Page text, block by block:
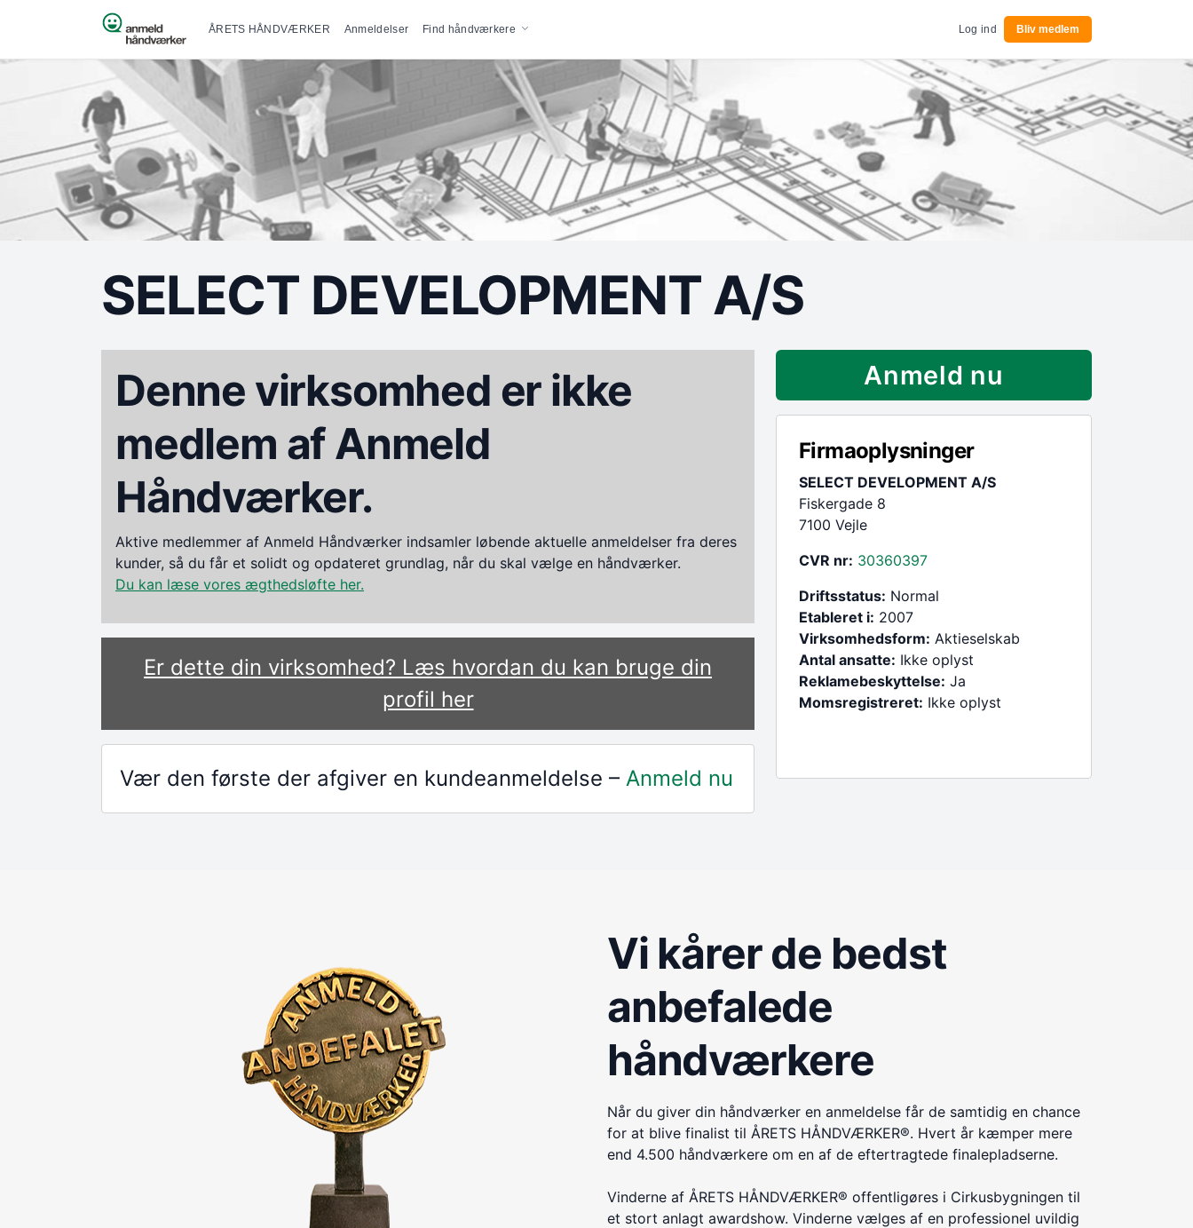
Spring til indhold Primær navigation
ÅRETS HÅNDVÆRKER Anmeldelser Find håndværkere Log ind Bliv medlem
SELECT DEVELOPMENT A/S
Denne virksomhed er ikke
medlem af Anmeld
Håndværker.
Aktive medlemmer af Anmeld Håndværker indsamler løbende aktuelle anmeldelser fra deres
kunder, så du får et solidt og opdateret grundlag, når du skal vælge en håndværker.
Du kan læse vores ægthedsløfte her.
Er dette din virksomhed? Læs hvordan du kan bruge din
profil her
Vær den første der afgiver en kundeanmeldelse – Anmeld nu
Anmeld nu
Firmaoplysninger
SELECT DEVELOPMENT A/S
Fiskergade 8
7100 Vejle
CVR nr: 30360397
Driftsstatus: Normal
Etableret i: 2007
Virksomhedsform: Aktieselskab
Antal ansatte: Ikke oplyst
Reklamebeskyttelse: Ja
Momsregistreret: Ikke oplyst
Vi kårer de bedst
anbefalede
håndværkere
Når du giver din håndværker en anmeldelse får de samtidig en chance
for at blive finalist til ÅRETS HÅNDVÆRKER®. Hvert år kæmper mere
end 4.500 håndværkere om en af de eftertragtede finalepladserne.
Vinderne af ÅRETS HÅNDVÆRKER® offentligøres i Cirkusbygningen til
et stort anlagt awardshow. Vinderne vælges af en professionel uvildig